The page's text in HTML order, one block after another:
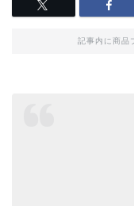
記事内に商品